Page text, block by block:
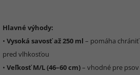
Hlavné výhody:
• Vysoká savosť až 250 ml – pomáha
pred vlhkosťou
• Veľkosť M/L (46–60 cm)– vhodné pre